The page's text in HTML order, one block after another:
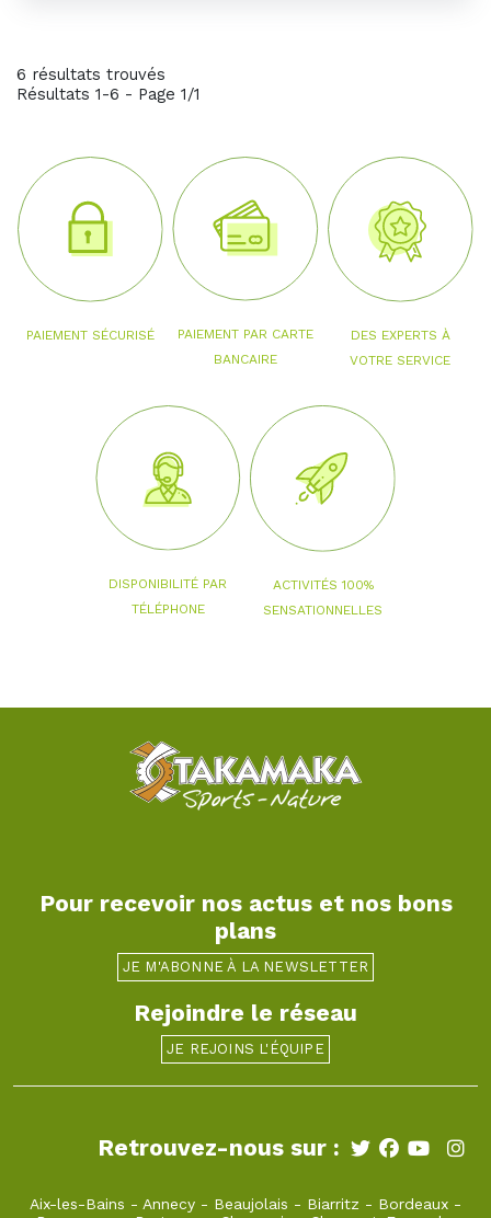
6 résultats trouvés
Résultats 1-6 - Page 1/1
PAIEMENT SÉCURISÉ
PAIEMENT PAR CARTE
BANCAIRE
DES EXPERTS À
VOTRE SERVICE
DISPONIBILITÉ PAR
TÉLÉPHONE
ACTIVITÉS 100%
SENSATIONNELLES
Pour recevoir nos actus et nos bons
plans
JE M'ABONNE À LA NEWSLETTER
Rejoindre le réseau
JE REJOINS L'ÉQUIPE
Retrouvez-nous sur :
Aix-les-Bains - Annecy - Beaujolais - Biarritz - Bordeaux -